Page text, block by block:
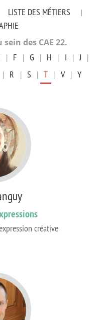
LISTE DES MÉTIERS |
des CAE 22.
| F | G | H | I | J |
| R | S | T | V | Y
créative